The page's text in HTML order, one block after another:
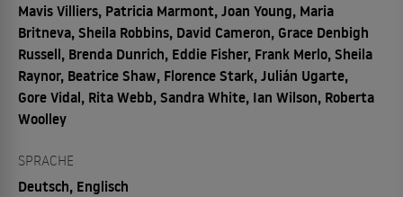
Mavis Villiers, Patricia Marmont, Joan Young, Maria
Britneva, Sheila Robbins, David Cameron, Grace Denbigh
Russell, Brenda Dunrich, Eddie Fisher, Frank Merlo, Sheila
Raynor, Beatrice Shaw, Florence Stark, Julián Ugarte,
Gore Vidal, Rita Webb, Sandra White, Ian Wilson, Roberta
Woolley
SPRACHE
Deutsch, Englisch